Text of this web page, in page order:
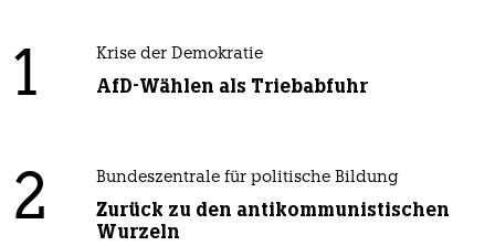
1 Krise der Demokratie
AfD-Wählen als Triebabfuhr
2 Bundeszentrale für politische Bildung
Zurück zu den antikommunistischen
Wurzeln